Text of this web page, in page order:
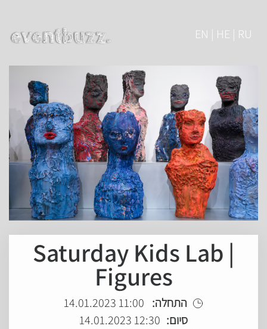
EN | HE | RU
Saturday Kids Lab |
Figures
התחלה: 11:00 14.01.2023
סיום: 12:30 14.01.2023